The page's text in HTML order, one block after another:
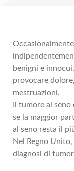
benigni e
provocare
mestruazioni.
Il tumore al
se la maggior
al seno resta il
Nel Regno
diagnosi di